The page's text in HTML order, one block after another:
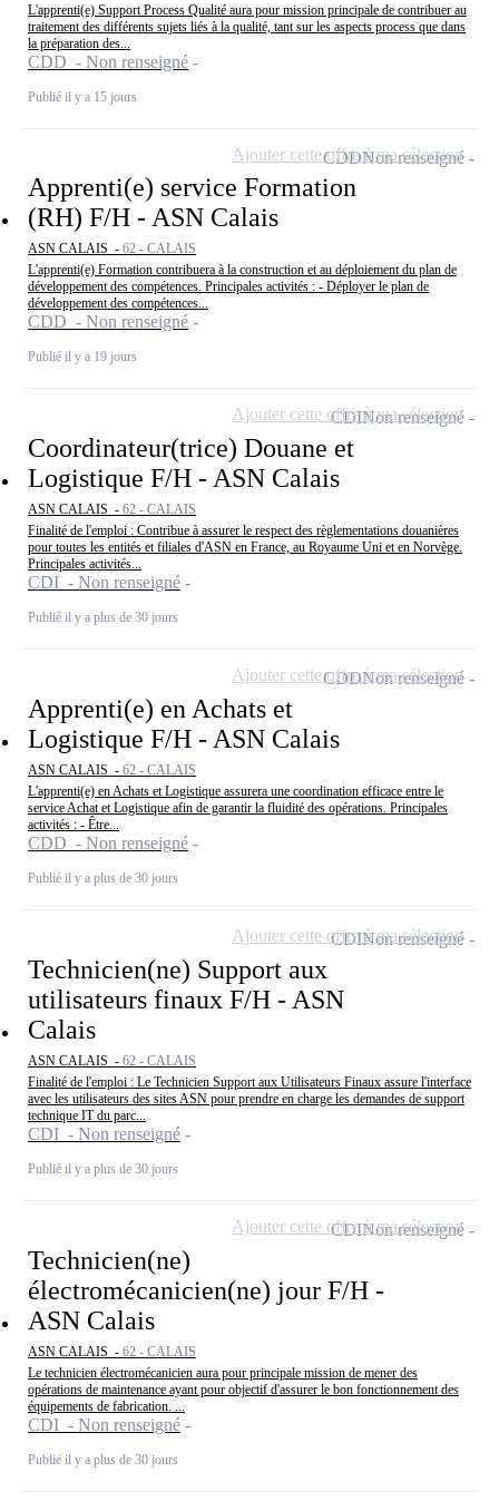
L'apprenti(e) Support Process Qualité aura pour mission principale de contribuer au
traitement des différents sujets liés à la qualité, tant sur les aspects process que dans
la préparation des...
CDD - Non renseigné
Publié il y a 15 jours
Apprenti(e) service Formation
(RH) F/H - ASN Calais
ASN CALAIS - 62 - CALAIS
L'apprenti(e) Formation contribuera à la construction et au déploiement du plan de
développement des compétences. Principales activités : - Déployer le plan de
développement des compétences...
CDD - Non renseigné
Publié il y a 19 jours
CDDNon renseigné
Ajouter cette offre à ma sélection
Coordinateur(trice) Douane et
Logistique F/H - ASN Calais
ASN CALAIS - 62 - CALAIS
Finalité de l'emploi : Contribue à assurer le respect des règlementations douanières
pour toutes les entités et filiales d'ASN en France, au Royaume Uni et en Norvège.
Principales activités...
CDI - Non renseigné
Publié il y a plus de 30 jours
CDINon renseigné
Ajouter cette offre à ma sélection
Apprenti(e) en Achats et
Logistique F/H - ASN Calais
ASN CALAIS - 62 - CALAIS
L'apprenti(e) en Achats et Logistique assurera une coordination efficace entre le
service Achat et Logistique afin de garantir la fluidité des opérations. Principales
activités : - Être...
CDD - Non renseigné
Publié il y a plus de 30 jours
CDDNon renseigné
Ajouter cette offre à ma sélection
Technicien(ne) Support aux
utilisateurs finaux F/H - ASN
Calais
ASN CALAIS - 62 - CALAIS
Finalité de l'emploi : Le Technicien Support aux Utilisateurs Finaux assure l'interface
avec les utilisateurs des sites ASN pour prendre en charge les demandes de support
technique IT du parc...
CDI - Non renseigné
Publié il y a plus de 30 jours
CDINon renseigné
Ajouter cette offre à ma sélection
Technicien(ne)
électromécanicien(ne) jour F/H -
ASN Calais
ASN CALAIS - 62 - CALAIS
Le technicien électromécanicien aura pour principale mission de mener des
opérations de maintenance ayant pour objectif d'assurer le bon fonctionnement des
équipements de fabrication. ...
CDI - Non renseigné
Publié il y a plus de 30 jours
CDINon renseigné
Ajouter cette offre à ma sélection